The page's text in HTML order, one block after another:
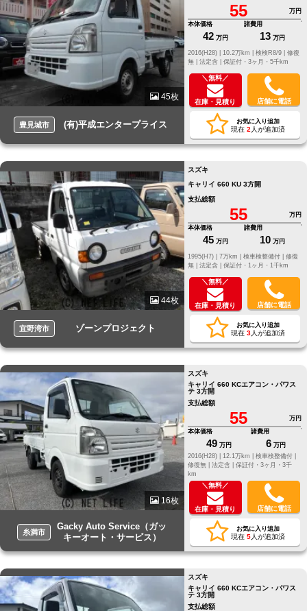
45枚
豊見城市 (有)平成エンタープライス
55
万円
本体価格
42 万円
諸費用
13 万円
修復
無 | 法定含 | 保証付・3ヶ月・5千km
＼無料／
在庫・見積り 店舗に電話
お気に入り追加
現在 2 人が追加済
44枚
宜野湾市 ゾーンプロジェクト
スズキ
キャリイ 660 KU 3方開
支払総額
55
万円
本体価格
45 万円
諸費用
10 万円
修復
無 | 法定含 | 保証付・1ヶ月・1千km
＼無料／
在庫・見積り 店舗に電話
お気に入り追加
現在 3人が追加済
16枚
糸満市
Gacky Auto Service（ガッ
キーオート・サービス）
スズキ
キャリイ 660 KCエアコン・パワス
テ 3方開
支払総額
55
万円
本体価格
49 万円
諸費用
6 万円
2016(H28) |
12.1万km |
検車検整備付 |
修復無 | 法定含 | 保証付・3ヶ月・3千
km
＼無料／
在庫・見積り 店舗に電話
お気に入り追加
現在 5人が追加済
スズキ
キャリイ 660 KCエアコン・パワス
テ 3方開
支払総額